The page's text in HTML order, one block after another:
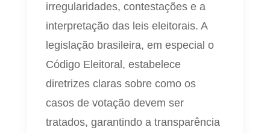
irregularidades, contestações e a
interpretação das leis eleitorais. A
legislação brasileira, em especial o
Código Eleitoral, estabelece
diretrizes claras sobre como os
casos de votação devem ser
tratados, garantindo a transparência